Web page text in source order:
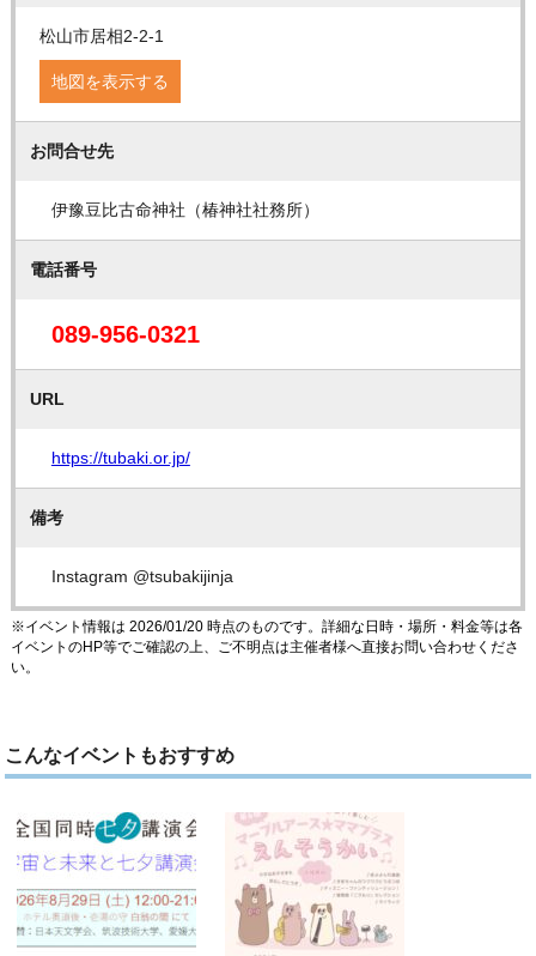
松山市居相2-2-1
地図を表示する
お問合せ先
伊豫豆比古命神社（椿神社社務所）
電話番号
089-956-0321
URL
https://tubaki.or.jp/
備考
Instagram @tsubakijinja
※イベント情報は 2026/01/20 時点のものです。詳細な日時・場所・料金等は各
イベントのHP等でご確認の上、ご不明点は主催者様へ直接お問い合わせくださ
い。
こんなイベントもおすすめ